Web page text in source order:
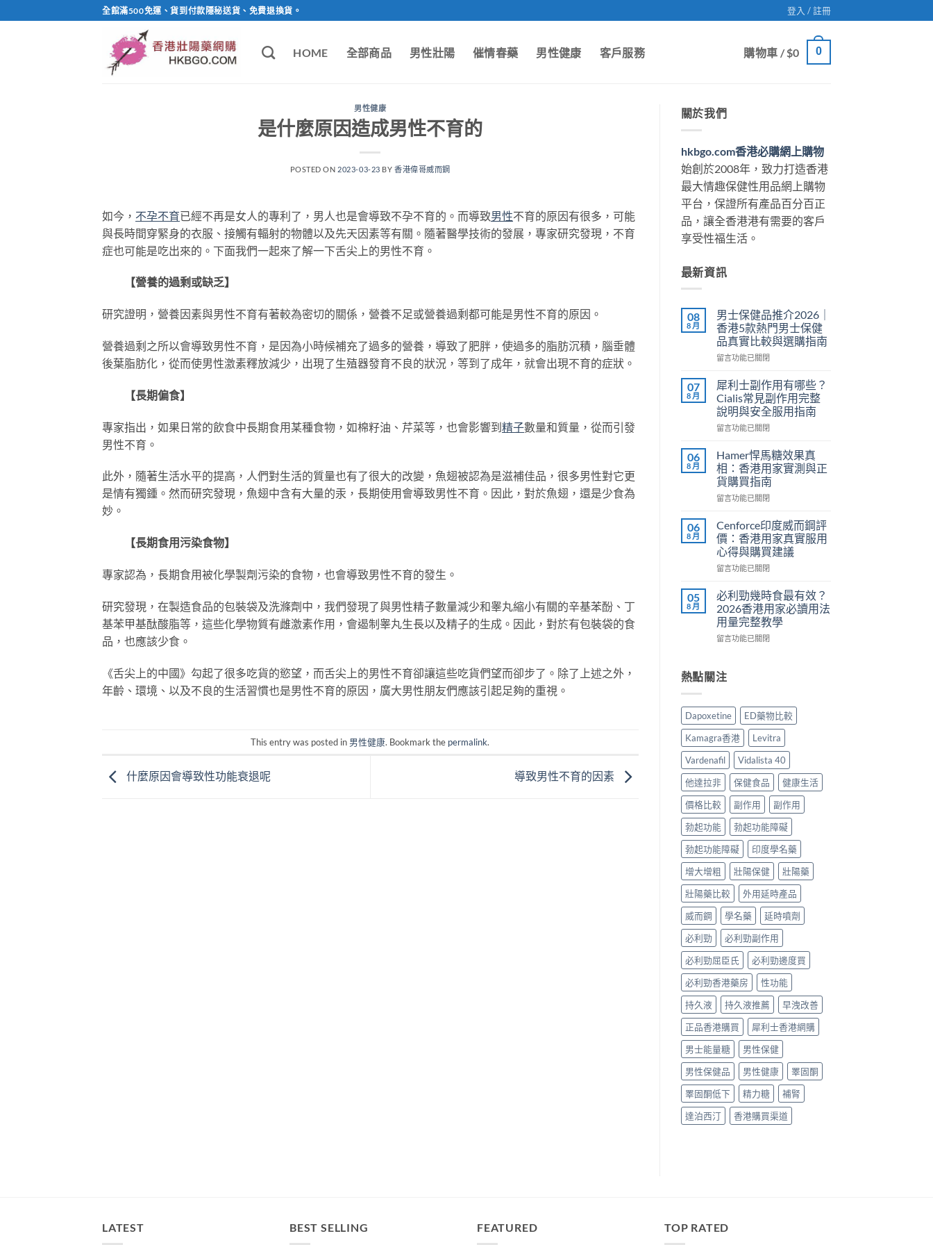
to
全館滿500免運、貨到付款隱秘送貨、免費退換貨。 登入 / 註冊
HOME 全部商品 男性壯陽 催情春藥 男性健康 客戶服務 購物車 /$0 0
男性健康
是什麼原因造成男性不育的
POSTED ON 2023-03-23 BY香港偉哥威而鋼
如今， 不孕不育已經不再是女人的專利了，男人也是會導致不孕不育的。而導致男性不育的原因有很多，可能
與長時間穿緊身的衣服、接觸有輻射的物體以及先天因素等有關。隨著醫學技術的發展，專家研究發現，不育
症也可能是吃出來的。下面我們一起來了解一下舌尖上的男性不育。
【營養的過剩或缺乏】
研究證明，營養因素與男性不育有著較為密切的關係，營養不足或營養過剩都可能是男性不育的原因。
營養過剩之所以會導致男性不育，是因為小時候補充了過多的營養，導致了肥胖，使過多的脂肪沉積，腦垂體
後葉脂肪化，從而使男性激素釋放減少，出現了生殖器發育不良的狀況，等到了成年，就會出現不育的症狀。
【長期偏食】
專家指出，如果日常的飲食中長期食用某種食物，如棉籽油、芹菜等，也會影響到精子數量和質量，從而引發
男性不育。
此外，隨著生活水平的提高，人們對生活的質量也有了很大的改變，魚翅被認為是滋補佳品，很多男性對它更
是情有獨鍾。然而研究發現，魚翅中含有大量的汞，長期使用會導致男性不育。因此，對於魚翅，還是少食為
妙。
【長期食用污染食物】
專家認為，長期食用被化學製劑污染的食物，也會導致男性不育的發生。
研究發現，在製造食品的包裝袋及洗滌劑中，我們發現了與男性精子數量減少和睾丸縮小有關的辛基苯酚、丁
基苯甲基酞酸脂等，這些化學物質有雌激素作用，會遏制睾丸生長以及精子的生成。因此，對於有包裝袋的食
品，也應該少食。
《舌尖上的中國》勾起了很多吃貨的慾望，而舌尖上的男性不育卻讓這些吃貨們望而卻步了。除了上述之外，
年齡、環境、以及不良的生活習慣也是男性不育的原因，廣大男性朋友們應該引起足夠的重視。
This entry was posted in 男性健康. Bookmark the permalink.
什麼原因會導致性功能衰退呢 導致男性不育的因素
關於我們
hkbgo.com香港必購網上購物
始創於2008年，致力打造香港
最大情趣保健性用品網上購物
平台，保證所有產品百分百正
品，讓全香港港有需要的客戶
享受性福生活。
最新資訊
08
8 月
男士保健品推介2026｜
香港5款熱門男士保健
品真實比較與選購指南
在
士
保
健
品
推
2026
｜
香
港
5
熱
門
男
士
保
品
真
實
比
較
購
中
留言功能已關閉
07
8 月
犀利士副作用有哪些？
Cialis常見副作用完整
說明與安全服用指南
在
利
士
副
作
用
哪
些？
Cialis
常
見
作
用
完
整
說
安
用
指
南〉
中
留言功能已關閉
06
8 月
Hamer悍馬糖效果真
相：香港用家實測與正
貨購買指南
在
悍
馬
糖
效
果
相：
香
港
用
家
與
購
買
指
南〉
中
留言功能已關閉
06
8 月
Cenforce印度威而鋼評
價：香港用家真實服用
心得與購買建議
在
印
度
威
而
鋼
香
家
真
實
服
用
心
得
與
購
買
建
議〉
中
留言功能已關閉
05
8 月
必利勁幾時食最有效？
2026香港用家必讀用法
用量完整教學
在
勁
幾
食
最
有
效？
2026
香
港
用
家
必
讀
用
法
用
量
完
整
教
學〉
中
留言功能已關閉
熱點關注
Dapoxetine
ED藥物比較
Kamagra香港
Levitra
Vardenafil
Vidalista 40
他達拉非
保健食品
健康生活
價格比較
副作用
副作用
勃起功能
勃起功能障礙
勃起功能障礙
印度學名藥
增大增粗
壯陽保健
壯陽藥
壯陽藥比較
外用延時產品
威而鋼
學名藥
延時噴劑
必利勁
必利勁副作用
必利勁屈臣氏
必利勁邊度買
必利勁香港藥房
性功能
持久液
持久液推薦
早洩改善
正品香港購買
犀利士香港網購
男士能量糖
男性保健
男性保健品
男性健康
睪固酮
睪固酮低下
精力糖
補腎
達泊西汀
香港購買渠道
LATEST BEST SELLING FEATURED TOP RATED